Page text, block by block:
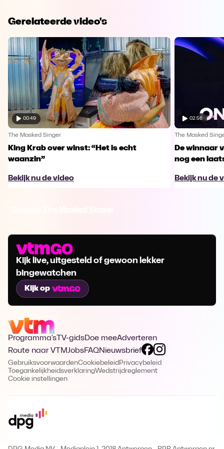
Gerelateerde video's
00:49
The Masked Singer
King Krab over winst: “Het is echt
waanzin”
Bekijk nu de video
02:56
The Masked
De winnaar
nog een
Bekijk nu de
Kijk live, uitgesteld of gewoon lekker
bingewatchen
Kijk op
Programma's TV-gidsDoe meeAdverteren
Route naar VTMJobsFAQNieuwsbrief
GebruiksvoorwaardenCookiebeleid Privacybeleid
ToegankelijkheidsverklaringWedstrijdreglement
Cookie instellingen